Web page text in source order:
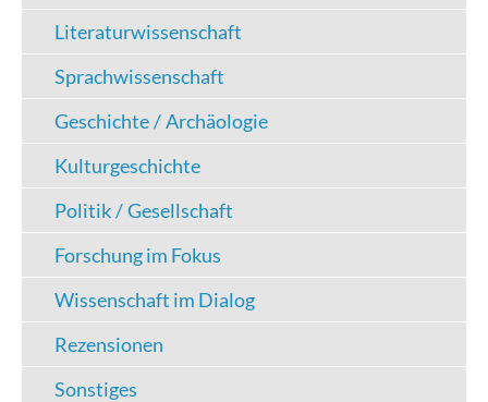
Literaturwissenschaft
Sprachwissenschaft
Geschichte / Archäologie
Kulturgeschichte
Politik / Gesellschaft
Forschung im Fokus
Wissenschaft im Dialog
Rezensionen
Sonstiges